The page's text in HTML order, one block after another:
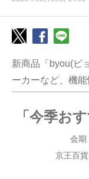
新商品「byou(ビ
ーカーなど、機
「今季お
会期
京王百